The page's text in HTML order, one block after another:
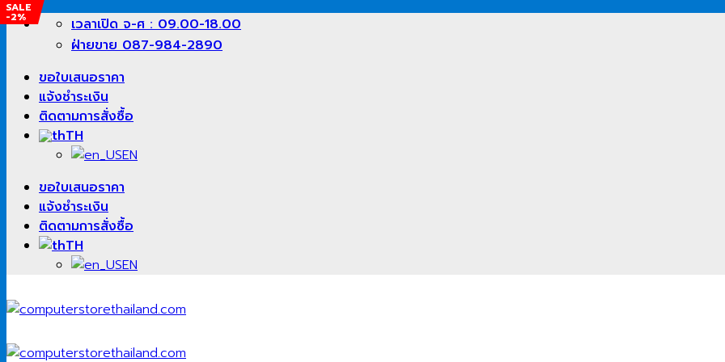
ข้าม
เนื้อหา
เวลาเปิด จ-ศ : 09.00-18.00
ฝ่ายขาย 087-984-2890
ขอใบเสนอราคา
แจ้งชำระเงิน
ติดตามการสั่งซื้อ
TH
EN
ขอใบเสนอราคา
แจ้งชำระเงิน
ติดตามการสั่งซื้อ
TH
EN
SALE
-2%